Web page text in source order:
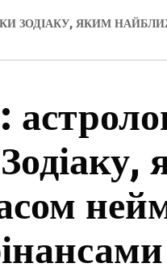
ЗОДІАКУ, ЯКИМ